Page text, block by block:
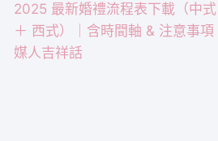
2025 最新婚禮流程表下載（中式
＋ 西式）｜含時間軸 & 注意事項
媒人吉祥話